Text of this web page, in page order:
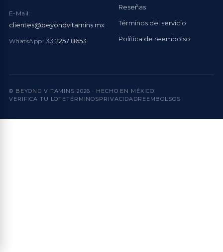
E-Mail:
clientes@beyondvitamins.mx
WhatsApp: 33 2257 8653
Reseñas
Términos del servicio
Política de reembolso
© BEYOND VITAMINS 2026 · HECHO EN MÉXICO
VERIFICA TU LOTETÉRMINOSPRIVACIDADREEMBOLSOS